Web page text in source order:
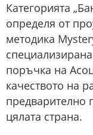
Категорията
определя от
методика
поръчка на
качеството на
предварително
цялата страна.